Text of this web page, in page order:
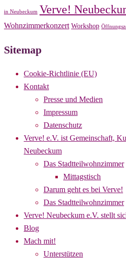
in Neubeckum Verve!
Wohnzimmerkonzert Workshop
Sitemap
Cookie-Richtlinie (EU)
Kontakt
Presse und Medien
Impressum
Datenschutz
Verve! e.V. ist Gemeinschaft,
Neubeckum
Das Stadtteilwohnzimmer
Mittagstisch
Darum geht es bei Verve!
Das Stadtteilwohnzimmer
Verve! Neubeckum e.V. stellt
Blog
Mach mit!
Unterstützen